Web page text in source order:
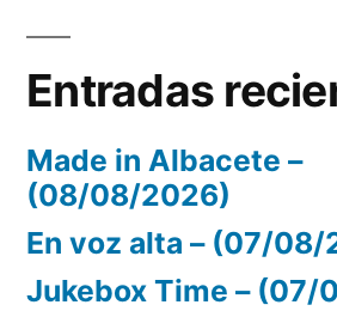
Entradas
Made in Albacete –
(08/08/2026)
En voz alta – (07/08/
Jukebox Time – (07/